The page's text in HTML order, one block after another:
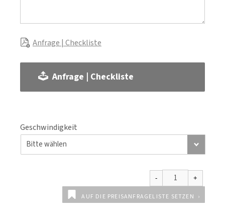
Anfrage | Checkliste
Anfrage | Checkliste
Geschwindigkeit
AUF DIE PREISANFRAGELISTE SETZEN